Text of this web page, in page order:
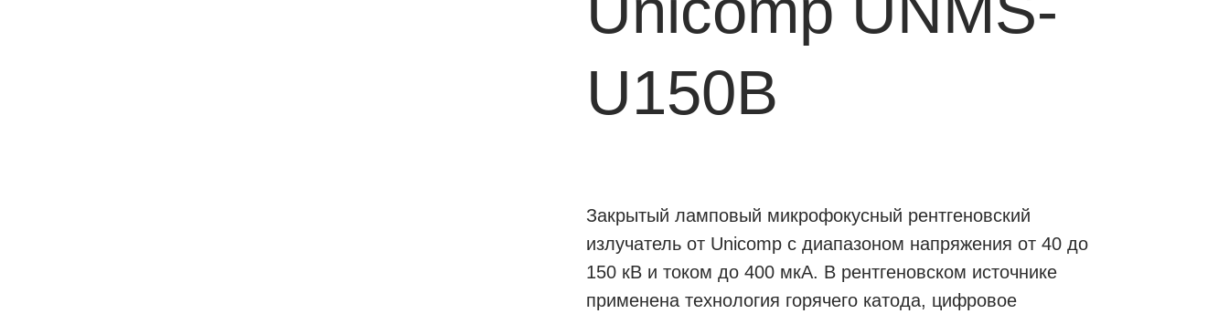
U150B
Закрытый ламповый микрофокусный рентгеновский
излучатель от Unicomp с диапазоном напряжения от 40 до
150 кВ и током до 400 мкА. В рентгеновском источнике
применена технология горячего катода, цифровое